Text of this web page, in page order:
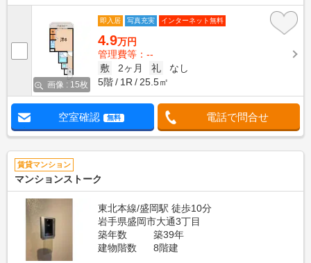
画像 : 15枚
即入居 写真充実 インターネット無料
4.9万円
管理費等：--
敷
2ヶ月 礼
なし
5階
1R 25.5㎡
空室確認 無料 電話で問合せ
賃貸マンション
マンションストーク
東北本線/盛岡駅 徒歩10分
岩手県盛岡市大通3丁目
築年数
築39年
建物階数
8階建